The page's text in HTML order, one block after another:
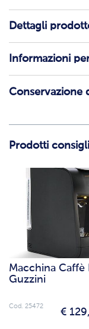
Dettagli
Informazioni
Conservazione
Prodotti
Macchina Caffè
Guzzini
€
Cod. 25472